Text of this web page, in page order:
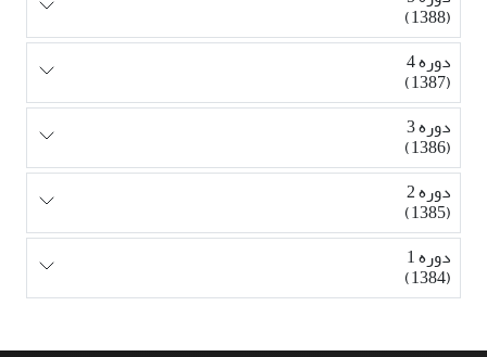
(1388)
دوره 4
(1387)
دوره 3
(1386)
دوره 2
(1385)
دوره 1
(1384)